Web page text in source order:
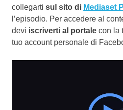
collegarti sul sito di Mediaset
l’episodio. Per accedere al
devi iscriverti al portale con la
tuo account personale di